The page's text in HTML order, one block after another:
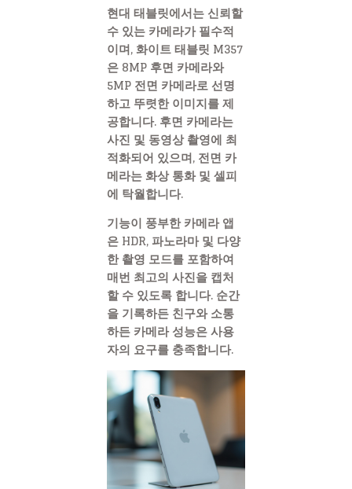
현대 태블릿에서는 신뢰할
수 있는 카메라가 필수적
이며, 화이트 태블릿 M357
은 8MP 후면 카메라와
5MP 전면 카메라로 선명
하고 뚜렷한 이미지를 제
공합니다. 후면 카메라는
사진 및 동영상 촬영에 최
적화되어 있으며, 전면 카
메라는 화상 통화 및 셀피
에 탁월합니다.
기능이 풍부한 카메라 앱
은 HDR, 파노라마 및 다양
한 촬영 모드를 포함하여
매번 최고의 사진을 캡처
할 수 있도록 합니다. 순간
을 기록하든 친구와 소통
하든 카메라 성능은 사용
자의 요구를 충족합니다.